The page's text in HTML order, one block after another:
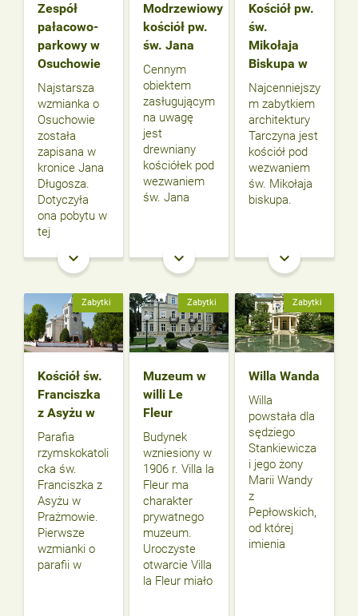
Zespół
pałacowo-
parkowy w
Osuchowie
Najstarsza
wzmianka o
Osuchowie
została
zapisana w
kronice Jana
Długosza.
Dotyczyła
ona pobytu w
tej
keyboard_arrow_down
Modrzewiowy
kościół pw.
św. Jana
Cennym
obiektem
zasługującym
na uwagę
jest
drewniany
kościółek pod
wezwaniem
św. Jana
keyboard_arrow_down
Kościół pw.
św.
Mikołaja
Biskupa w
Najcenniejszy
m zabytkiem
architektury
Tarczyna jest
kościół pod
wezwaniem
św. Mikołaja
biskupa.
keyboard_arrow_down
Zabytki
Kościół św.
Franciszka
z Asyżu w
Parafia
rzymskokatoli
cka św.
Franciszka z
Asyżu w
Prażmowie.
Pierwsze
wzmianki o
parafii w
Zabytki
Muzeum w
willi Le
Fleur
Budynek
wzniesiony w
1906 r. Villa la
Fleur ma
charakter
prywatnego
muzeum.
Uroczyste
otwarcie Villa
la Fleur miało
Zabytki
Willa Wanda
Willa
powstała dla
sędziego
Stankiewicza
i jego żony
Marii Wandy
z
Pepłowskich,
od której
imienia